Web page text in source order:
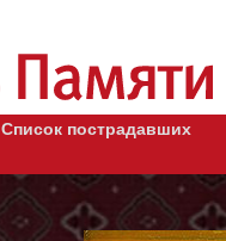
Список пострадавших